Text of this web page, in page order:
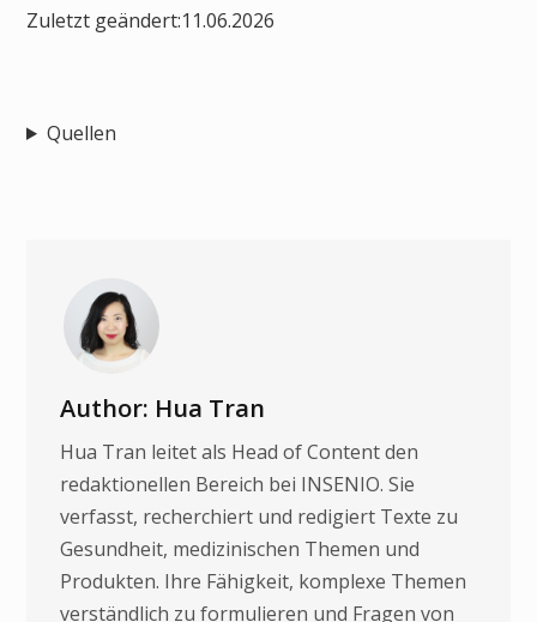
Zuletzt geändert:11.06.2026
Quellen
Author: Hua Tran
Hua Tran leitet als Head of Content den
redaktionellen Bereich bei INSENIO. Sie
verfasst, recherchiert und redigiert Texte zu
Gesundheit, medizinischen Themen und
Produkten. Ihre Fähigkeit, komplexe Themen
verständlich zu formulieren und Fragen von